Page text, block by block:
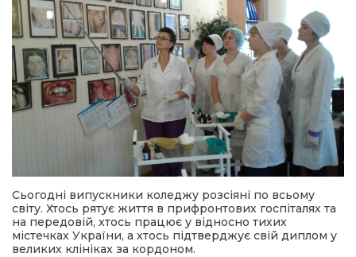
Сьогодні випускники коледжу розсіяні по всьому
світу. Хтось рятує життя в прифронтових госпіталях та
на передовій, хтось працює у відносно тихих
містечках України, а хтось підтверджує свій диплом у
великих клініках за кордоном.